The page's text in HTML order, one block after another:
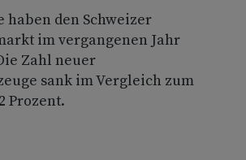
haben den Schweizer
im vergangenen Jahr
Zahl neuer
sank im Vergleich zum
Prozent.